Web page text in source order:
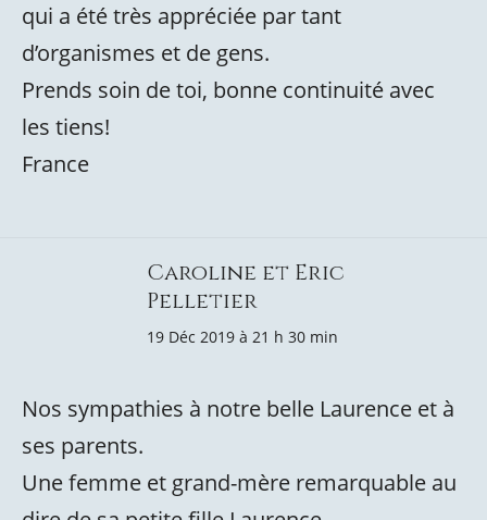
qui a été très appréciée par tant
d’organismes et de gens.
Prends soin de toi, bonne continuité avec
les tiens!
France
Caroline et Eric
Pelletier
19 Déc 2019 à 21 h 30 min
Nos sympathies à notre belle Laurence et à
ses parents.
Une femme et grand-mère remarquable au